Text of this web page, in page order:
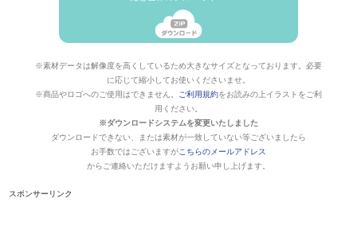
※素材データは解像度を高くしているため大きなサイズとなっております。必要
に応じて縮小してお使いくださいませ。
※商品やロゴへのご使用はできません。
ご利用規約をお読みの上イラストをご利
用ください。
※ダウンロードシステムを変更いたしました
ダウンロードできない、または素材が一致していない等ございましたら
お手数ではございますがこちらのメールアドレス
からご連絡いただけますようお願い申し上げます。
スポンサーリンク